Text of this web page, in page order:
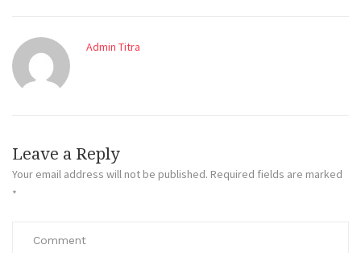
Admin Titra
Leave a Reply
Your email address will not be published. Required fields are marked
*